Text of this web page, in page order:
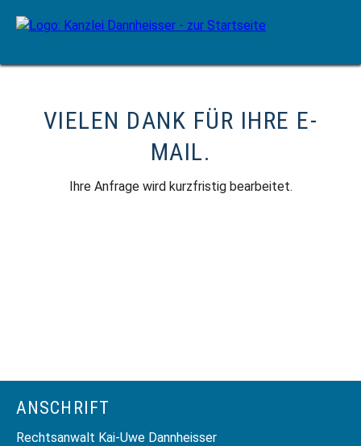
VIELEN DANK FÜR IHRE E-
MAIL.
Ihre Anfrage wird kurzfristig bearbeitet.
ANSCHRIFT
Rechtsanwalt Kai-Uwe Dannheisser